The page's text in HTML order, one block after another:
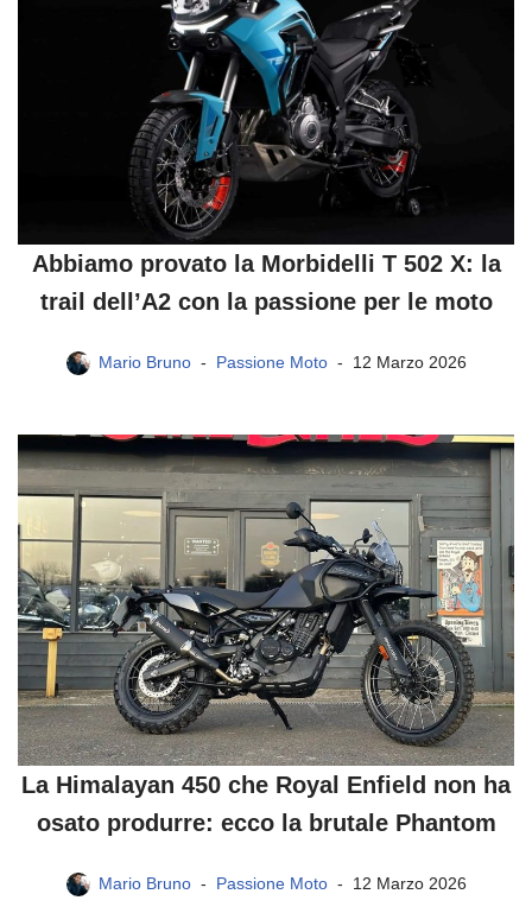
Abbiamo provato la Morbidelli T 502 X: la
trail dell’A2 con la passione per le moto
Mario Bruno Passione Moto 12 Marzo 2026
La Himalayan 450 che Royal Enfield non ha
osato produrre: ecco la brutale Phantom
Mario Bruno Passione Moto 12 Marzo 2026